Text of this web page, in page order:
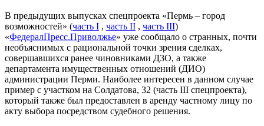
В предыдущих выпусках спецпроекта «Пермь – город
возможностей» (часть I , часть II , часть III)
«ФедералПресс.Приволжье» уже сообщало о странных, почти
необъяснимых с рациональной точки зрения сделках,
совершавшихся ранее чиновниками ДЗО, а также
департамента имущественных отношений (ДИО)
администрации Перми. Наиболее интересен в данном случае
пример с участком на Солдатова, 32 (часть III спецпроекта),
который также был предоставлен в аренду частному лицу по
акту выбора посредством судебного решения.